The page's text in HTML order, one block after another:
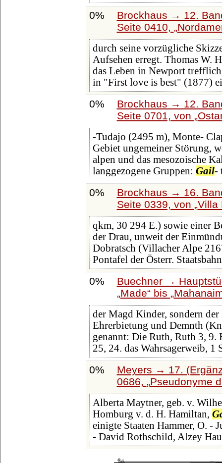
0%
Brockhaus → 12.
Seite 0410,
durch seine vorzügliche
Aufsehen erregt. Thomas W.
das Leben in Newport
in "First love is best" (1877)
0%
Brockhaus → 12.
Seite 0701, von
-Tudajo (2495 m), Monte-
Gebiet ungemeiner Störung,
alpen und das mesozoische
langgezogene Gruppen: Gail-
0%
Brockhaus → 16.
Seite 0339, von Villa
qkm, 30 294 E.) sowie einer
der Drau, unweit der
Dobratsch (Villacher Alpe
Pontafel der Österr.
0%
Buechner →
Made bis
der Magd Kinder, sondern
Ehrerbietung und Demnth
genannt: Die Ruth, Ruth 3, 9.
25, 24. das Wahrsagerweib, 1
0%
Meyers → 17.
0686,
Pseudonyme
Alberta Maytner, geb. v.
Homburg v. d. H. Hamiltan,
einigte Staaten Hammer, O. -
- David Rothschild, Alzey